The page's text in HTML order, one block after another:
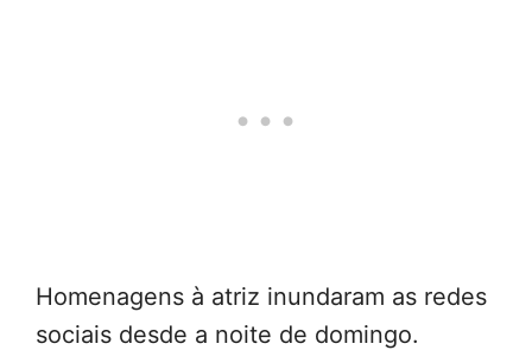
Homenagens à atriz inundaram as redes
sociais desde a noite de domingo.